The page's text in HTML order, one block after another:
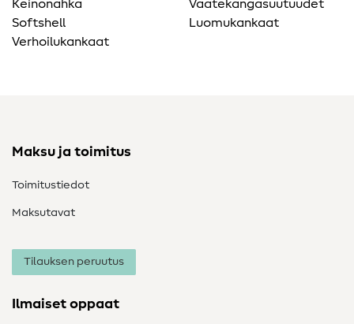
Keinonahka
Softshell
Verhoilukankaat
Vaatekangasuutuudet
Luomukankaat
Maksu ja toimitus
Toimitustiedot
Maksutavat
Tilauksen peruutus
Ilmaiset oppaat